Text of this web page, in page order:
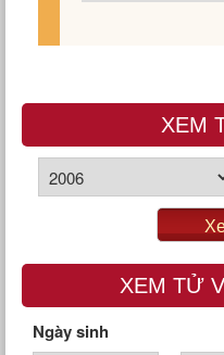
XEM
XEM TỬ
Ngày sinh